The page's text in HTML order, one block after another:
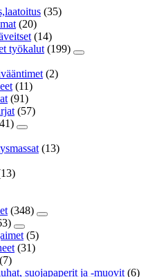
(35)
(20)
(14)
työkalut (199)
(2)
(11)
(91)
(57)
(13)
(348)
(5)
(31)
(7)
suojapaperit ja -muovit (6)